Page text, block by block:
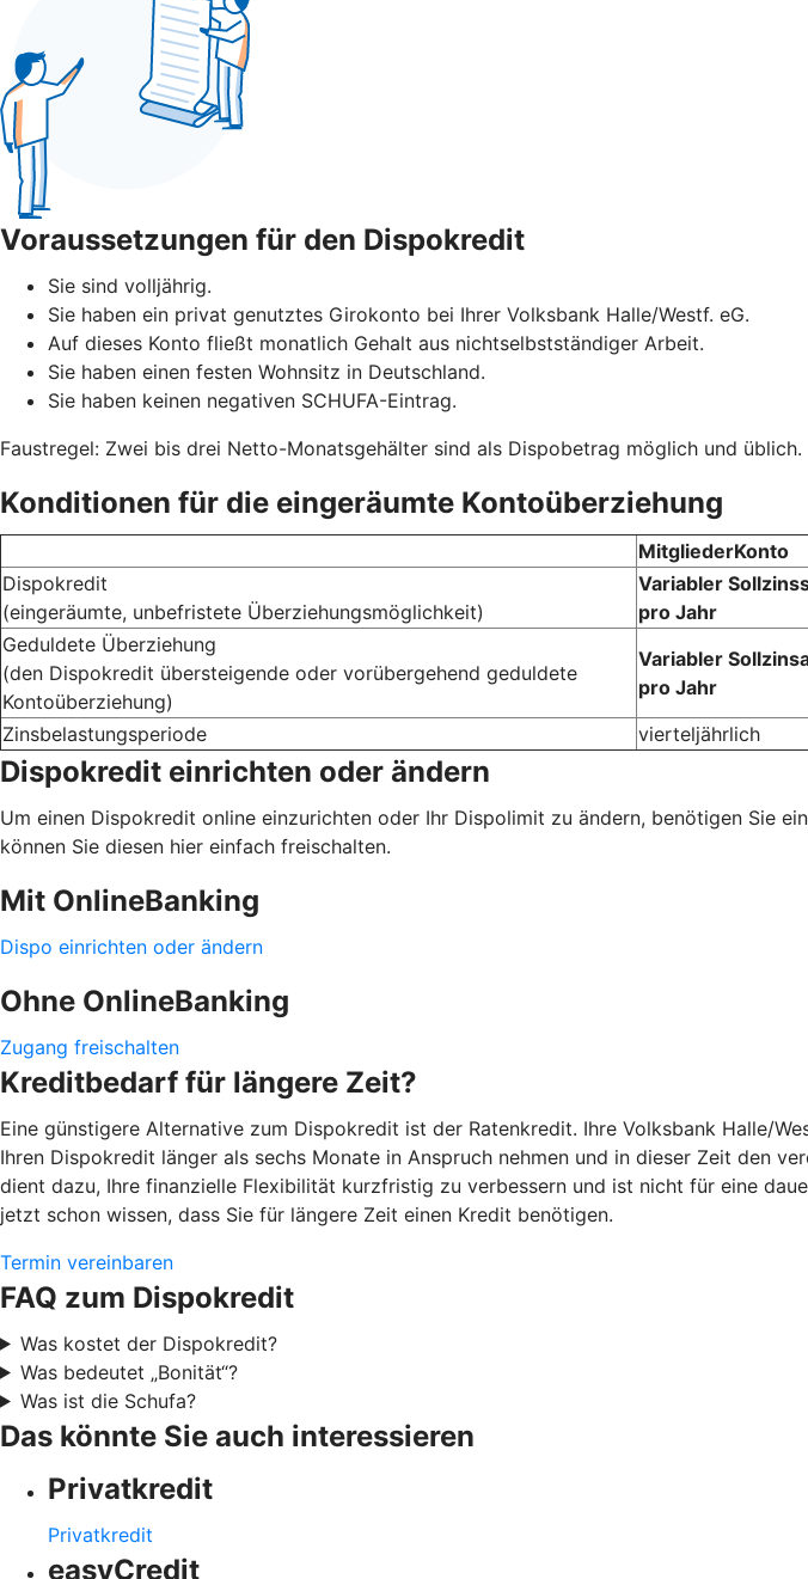
Voraussetzungen für den Dispokredit
Sie sind volljährig.
Sie haben ein privat genutztes Girokonto bei Ihrer Volksbank Halle/Westf. eG.
Auf dieses Konto fließt monatlich Gehalt aus nichtselbstständiger Arbeit.
Sie haben einen festen Wohnsitz in Deutschland.
Sie haben keinen negativen SCHUFA-Eintrag.
Faustregel: Zwei bis drei Netto-Monatsgehälter sind als Dispobetrag möglich und üblich.
Konditionen für die eingeräumte Kontoüberziehung
MitgliederKonto
Dispokredit
(eingeräumte, unbefristete Überziehungsmöglichkeit)
Variabler
pro Jahr
Geduldete Überziehung
(den Dispokredit übersteigende oder vorübergehend geduldete
Kontoüberziehung)
Variabler
pro Jahr
Zinsbelastungsperiode
vierteljährlich
Dispokredit einrichten oder ändern
Um einen Dispokredit online einzurichten oder Ihr Dispolimit zu ändern, benötigen Sie
können Sie diesen hier einfach freischalten.
Mit OnlineBanking
Dispo einrichten oder ändern
Ohne OnlineBanking
Zugang freischalten
Kreditbedarf für längere Zeit?
Eine günstigere Alternative zum Dispokredit ist der Ratenkredit. Ihre Volksbank Halle/
Ihren Dispokredit länger als sechs Monate in Anspruch nehmen und in dieser Zeit den
dient dazu, Ihre finanzielle Flexibilität kurzfristig zu verbessern und ist nicht für eine
jetzt schon wissen, dass Sie für längere Zeit einen Kredit benötigen.
Termin vereinbaren
FAQ zum Dispokredit
Was kostet der Dispokredit?
Was bedeutet „Bonität“?
Was ist die Schufa?
Das könnte Sie auch interessieren
Privatkredit
Privatkredit
easyCredit